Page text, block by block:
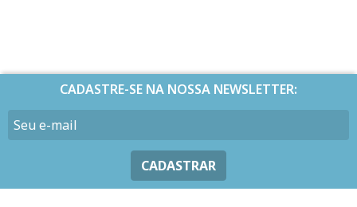
CADASTRE-SE NA NOSSA NEWSLETTER:
CADASTRAR